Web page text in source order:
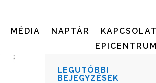
MÉDIA NAPTÁR
KAPCSOLAT
EPICENTRUM
LEGUTÓBBI
BEJEGYZÉSEK